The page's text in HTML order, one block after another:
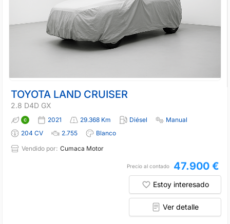
TOYOTA LAND CRUISER
2.8 D4D GX
2021 29.368 Km Diésel
Manual
204 CV
2.755
Blanco
Vendido por: Cumaca Motor
Precio al contado 47.900 €
Estoy interesado
Ver detalle